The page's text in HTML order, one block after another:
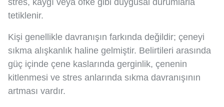
stres, kaygı veya öfke gibi duygusal durumlarla
tetiklenir.
Kişi genellikle davranışın farkında değildir; çeneyi
sıkma alışkanlık haline gelmiştir. Belirtileri arasında
güç içinde çene kaslarında gerginlik, çenenin
kitlenmesi ve stres anlarında sıkma davranışının
artması vardır.